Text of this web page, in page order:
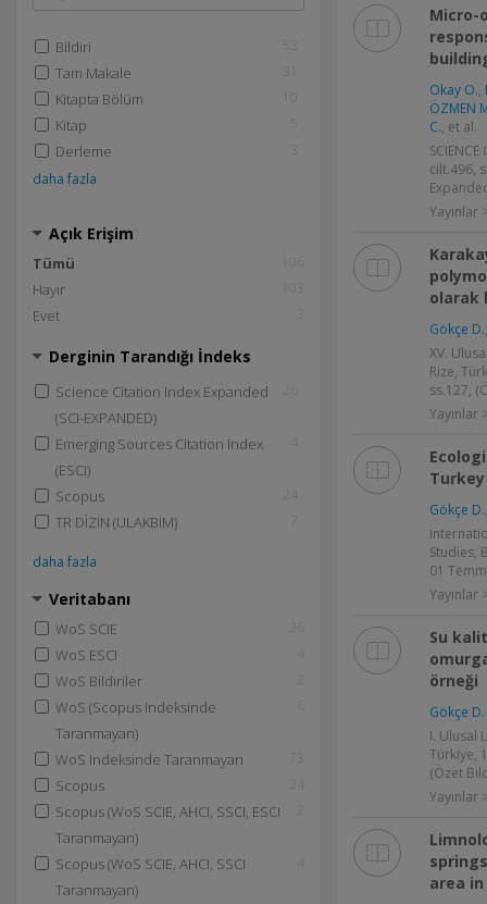
Bildiri
Tam Makale
Kitapta Bölüm
Kitap
Derleme
daha fazla
Açık Erişim
Tümü
Hayır
Evet
Derginin Tarandığı İndeks
Science Citation Index Expanded
(SCI-EXPANDED)
Emerging Sources Citation Index
(ESCI)
Scopus
TR DİZİN (ULAKBİM)
daha fazla
Veritabanı
WoS SCIE
WoS ESCI
WoS Bildiriler
WoS (Scopus Indeksinde
Taranmayan)
WoS Indeksinde Taranmayan
Scopus
Scopus (WoS SCIE, AHCI, SSCI, ESCI
Taranmayan)
Scopus (WoS SCIE, AHCI, SSCI
Taranmayan)
Micro-
Okay O.,
ÖZMEN
C., et al.
cilt.496,
Yayınlar
olarak
Gökçe D.
XV.
Rize,
ss.127,
Yayınlar
Turkey
Gökçe D.
Studies,
01
Yayınlar
Su
örneği
Gökçe D.
I. Ulusal
Türkiye,
(Özet
Yayınlar
area